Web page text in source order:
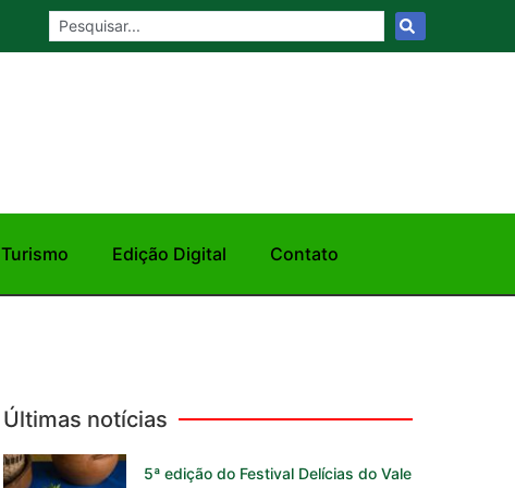
Turismo Edição Digital Contato
Últimas notícias
5ª edição do Festival Delícias do Vale